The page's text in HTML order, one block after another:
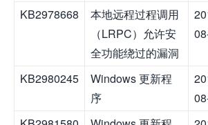
KB2978668
本地远程过程调用
（LRPC）允许安
全功能绕过的漏洞
KB2980245
Windows 更新程
序